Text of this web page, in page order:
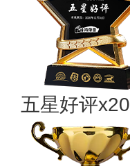
五星好评x20